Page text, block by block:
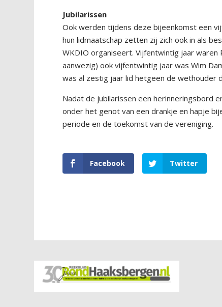
Jubilarissen
Ook werden tijdens deze bijeenkomst een
hun lidmaatschap zetten zij zich ook in als
WKDIO organiseert. Vijfentwintig jaar waren
aanwezig) ook vijfentwintig jaar was Wim
was al zestig jaar lid hetgeen de wethouder
Nadat de jubilarissen een herinneringsbord
onder het genot van een drankje en hapje
periode en de toekomst van de vereniging.
Facebook Twitter